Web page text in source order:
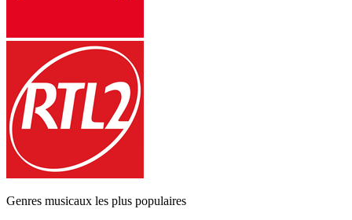
Genres musicaux les plus populaires